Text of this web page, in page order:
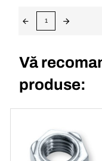
1
Vă
produse: